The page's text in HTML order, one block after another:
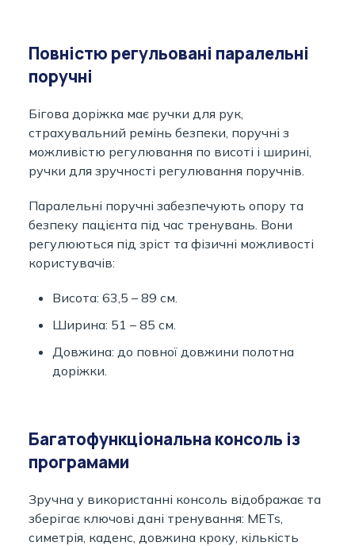
Повністю регульовані паралельні
поручні
Бігова доріжка має ручки для рук,
страхувальний ремінь безпеки, поручні з
можливістю регулювання по висоті і ширині,
ручки для зручності регулювання поручнів.
Паралельні поручні забезпечують опору та
безпеку пацієнта під час тренувань. Вони
регулюються під зріст та фізичні можливості
користувачів:
Висота: 63,5 – 89 см.
Ширина: 51 – 85 см.
Довжина: до повної довжини полотна
доріжки.
Багатофункціональна консоль із
програмами
Зручна у використанні консоль відображає та
зберігає ключові дані тренування: METs,
симетрія, каденс, довжина кроку, кількість